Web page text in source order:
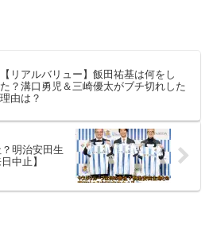
【リアルバリュー】飯田祐基は何をし
た？溝口勇児＆三崎優太がブチ切れした
理由は？
明治安田生
中止】